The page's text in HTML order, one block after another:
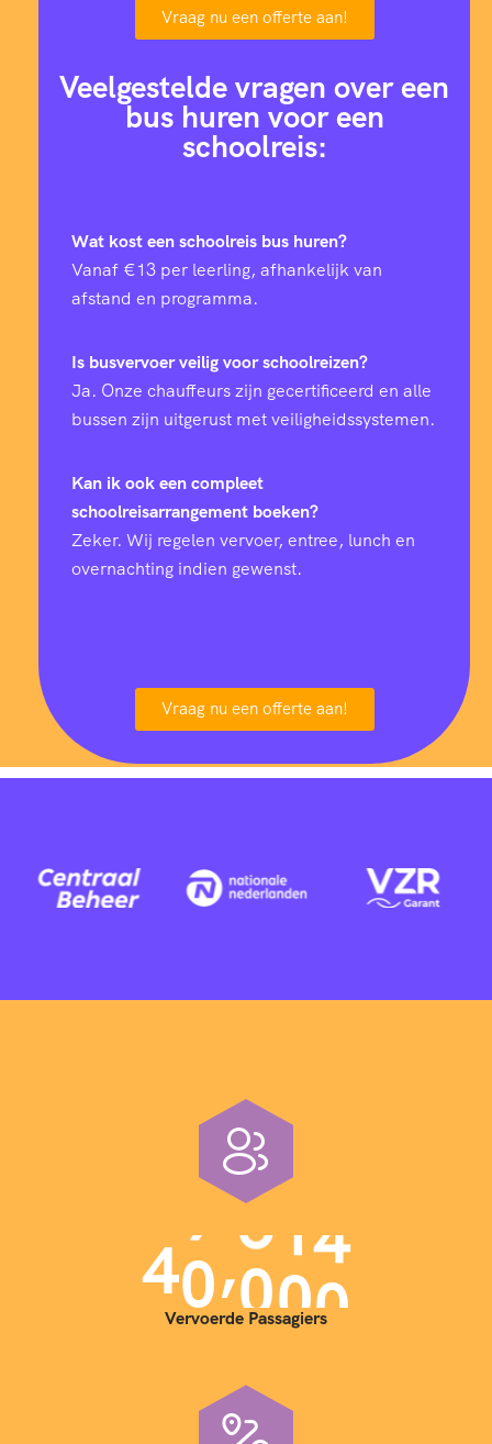
Vraag nu een offerte aan!
Veelgestelde vragen over een
bus huren voor een
schoolreis:
Wat kost een schoolreis bus huren?
Vanaf €13 per leerling, afhankelijk van
afstand en programma.
Is busvervoer veilig voor schoolreizen?
Ja. Onze chauffeurs zijn gecertificeerd en alle
bussen zijn uitgerust met veiligheidssystemen.
Kan ik ook een compleet
schoolreisarrangement boeken?
Zeker. Wij regelen vervoer, entree, lunch en
overnachting indien gewenst.
Vraag nu een offerte aan!
40,000
Vervoerde Passagiers